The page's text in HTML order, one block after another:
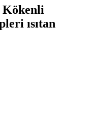
Kökenli
ısıtan